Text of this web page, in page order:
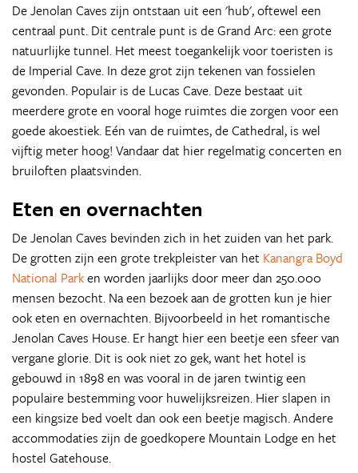
De Jenolan Caves zijn ontstaan uit een 'hub', oftewel een
centraal punt. Dit centrale punt is de Grand Arc: een grote
natuurlijke tunnel. Het meest toegankelijk voor toeristen is
de Imperial Cave. In deze grot zijn tekenen van fossielen
gevonden. Populair is de Lucas Cave. Deze bestaat uit
meerdere grote en vooral hoge ruimtes die zorgen voor een
goede akoestiek. Eén van de ruimtes, de Cathedral, is wel
vijftig meter hoog! Vandaar dat hier regelmatig concerten en
bruiloften plaatsvinden.
Eten en overnachten
De Jenolan Caves bevinden zich in het zuiden van het park.
De grotten zijn een grote trekpleister van het Kanangra Boyd
National Parken worden jaarlijks door meer dan 250.000
mensen bezocht. Na een bezoek aan de grotten kun je hier
ook eten en overnachten. Bijvoorbeeld in het romantische
Jenolan Caves House. Er hangt hier een beetje een sfeer van
vergane glorie. Dit is ook niet zo gek, want het hotel is
gebouwd in 1898 en was vooral in de jaren twintig een
populaire bestemming voor huwelijksreizen. Hier slapen in
een kingsize bed voelt dan ook een beetje magisch. Andere
accommodaties zijn de goedkopere Mountain Lodge en het
hostel Gatehouse.